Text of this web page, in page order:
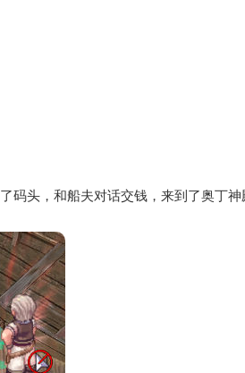
头，和船夫对话交钱，来到了奥丁神